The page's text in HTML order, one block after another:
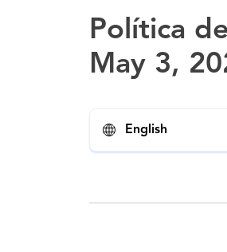
Política
May 3,
English